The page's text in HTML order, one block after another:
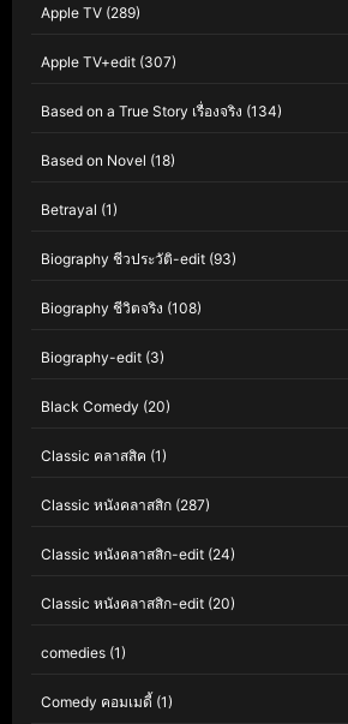
Apple TV (289)
Apple TV+edit (307)
Based on a True Story เรื่องจริง (134)
Based on Novel (18)
Betrayal (1)
Biography ชีวประวัติ-edit (93)
Biography ชีวิตจริง (108)
Biography-edit (3)
Black Comedy (20)
Classic คลาสสิค (1)
Classic หนังคลาสสิก (287)
Classic หนังคลาสสิก-edit (24)
Classic หนังคลาสสิก-edit (20)
comedies (1)
Comedy คอมเมดี้ (1)